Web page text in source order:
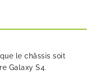
le châssis soit
Galaxy S4.